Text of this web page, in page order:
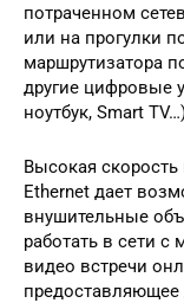
потраченном
или на прогулки
маршрутизатора
другие цифровые
ноутбук, Smart
Высокая скорость
Ethernet дает
внушительные
работать в сети
видео встречи
предоставляющее